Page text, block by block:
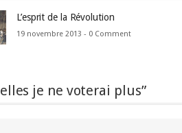
L’esprit de la Révolution
19 novembre 2013 - 0 Comment
je ne voterai plus”